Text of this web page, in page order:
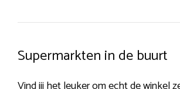
Supermarkten in de buurt